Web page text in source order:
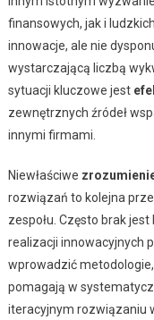
finansowych, jak i
innowacje, ale nie
wystarczającą liczbą
sytuacji kluczowe jest
zewnętrznych źródeł
innymi firmami.
Niewłaściwe
rozwiązań to kolejna
zespołu. Często brak
realizacji innowacyjnych
wprowadzić
pomagają w
iteracyjnym rozwiązaniu